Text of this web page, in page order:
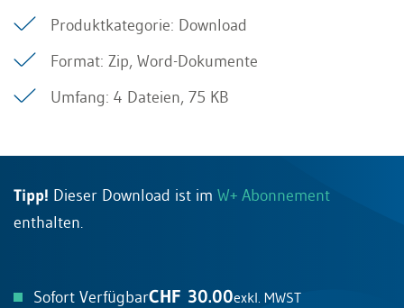
Produktkategorie: Download
Format: Zip, Word-Dokumente
Umfang: 4 Dateien, 75 KB
Tipp! Dieser Download ist im W+ Abonnement
enthalten.
Sofort VerfügbarCHF 30.00exkl. MWST